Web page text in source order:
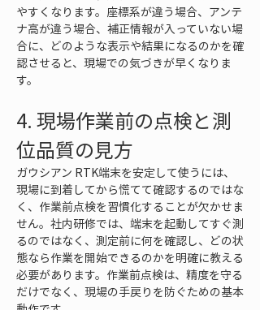
やすくなります。座標系が違う場合、アンテ
ナ高が違う場合、補正情報が入っていない場
合に、どのような表示や結果になるのかを確
認させると、現場での気づきが早くなりま
す。
4. 現場作業前の点検と測
位品質の見方
ガウシアン RTK端末を安定して使うには、
現場に到着してから慌てて確認するのではな
く、作業前点検を習慣化することが欠かせま
せん。社内研修では、端末を起動してすぐ測
るのではなく、測定前に何を確認し、どの状
態なら作業を開始できるのかを明確に教える
必要があります。作業前点検は、精度を守る
だけでなく、現場の手戻りを防ぐための基本